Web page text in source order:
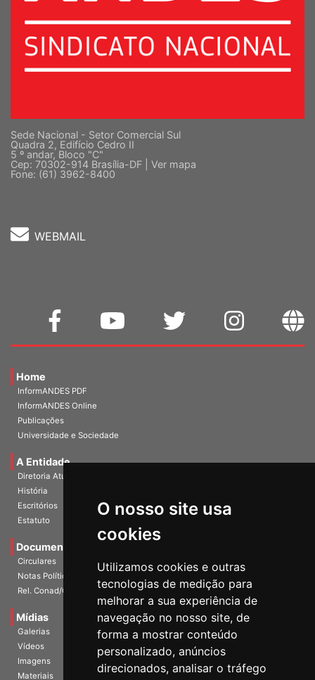
O nosso site usa
cookies
Utilizamos cookies e outras
tecnologias de medição para
melhorar a sua experiência de
navegação no nosso site, de
forma a mostrar conteúdo
personalizado, anúncios
direcionados, analisar o tráfego
Sede Nacional - Setor Comercial Sul
Quadra 2, Edifício Cedro II
5 º andar, Bloco "C"
Cep: 70302-914 Brasília-DF | Ver mapa
Fone: (61) 3962-8400
WEBMAIL
Home
InformANDES PDF
InformANDES Online
Publicações
Universidade e Sociedade
A Entidade
Diretoria Atual
História
Escritórios
Estatuto
Documentos
Circulares
Notas Políticas
Rel. Conad/Congresso
Mídias
Galerias
Vídeos
Imagens
Materiais